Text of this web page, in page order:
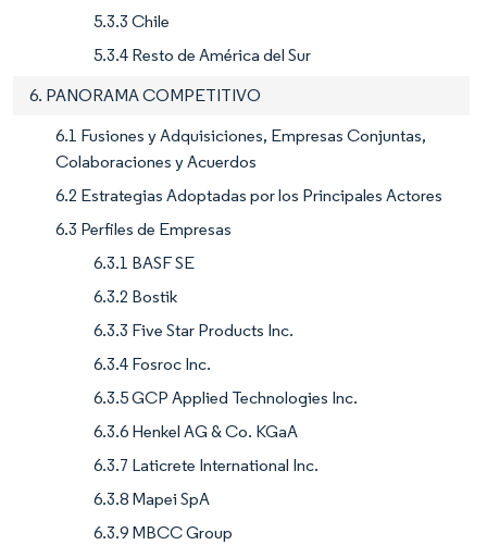
5.3.3 Chile
5.3.4 Resto de América del Sur
6. PANORAMA COMPETITIVO
6.1 Fusiones y Adquisiciones, Empresas Conjuntas,
Colaboraciones y Acuerdos
6.2 Estrategias Adoptadas por los Principales Actores
6.3 Perfiles de Empresas
6.3.1 BASF SE
6.3.2 Bostik
6.3.3 Five Star Products Inc.
6.3.4 Fosroc Inc.
6.3.5 GCP Applied Technologies Inc.
6.3.6 Henkel AG & Co. KGaA
6.3.7 Laticrete International Inc.
6.3.8 Mapei SpA
6.3.9 MBCC Group